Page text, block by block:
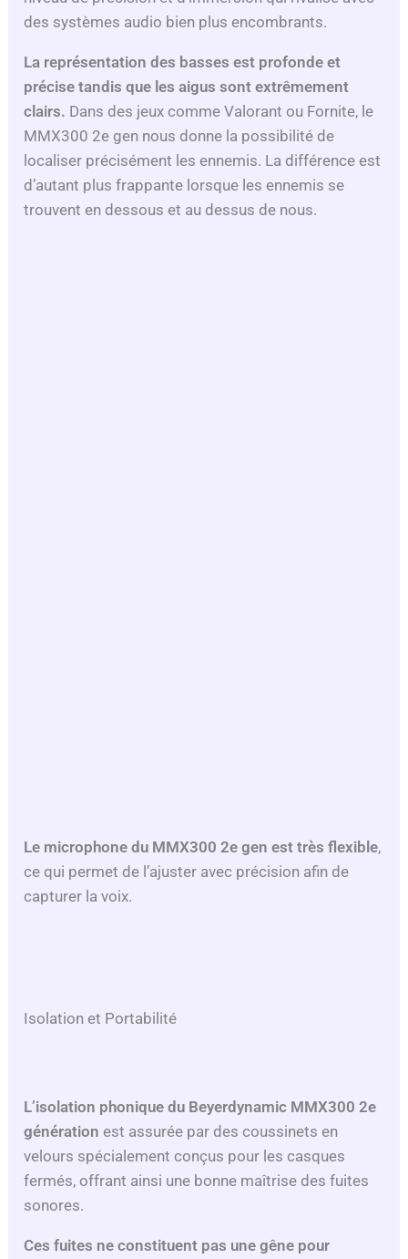
des systèmes audio bien plus encombrants.
La représentation des basses est profonde et
précise tandis que les aigus sont extrêmement
clairs. Dans des jeux comme Valorant ou Fornite, le
MMX300 2e gen nous donne la possibilité de
localiser précisément les ennemis. La différence est
d’autant plus frappante lorsque les ennemis se
trouvent en dessous et au dessus de nous.
Le microphone du MMX300 2e gen est très flexible,
ce qui permet de l’ajuster avec précision afin de
capturer la voix.
Isolation et Portabilité
L’isolation phonique du Beyerdynamic MMX300 2e
générationest assurée par des coussinets en
velours spécialement conçus pour les casques
fermés, offrant ainsi une bonne maîtrise des fuites
sonores.
Ces fuites ne constituent pas une gêne pour